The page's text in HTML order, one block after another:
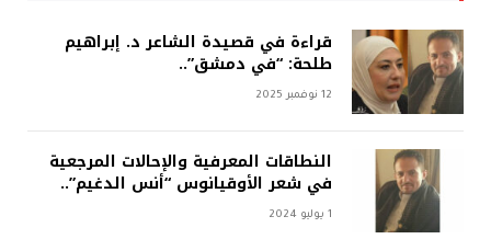
قراءة في قصيدة الشاعر د. إبراهيم
طلحة: “في دمشق”..
12 نوفمبر 2025
النطاقات المعرفية والإحالات المرجعية
في شعر الأوقيانوس “أنس الدغيم”..
1 يوليو 2024